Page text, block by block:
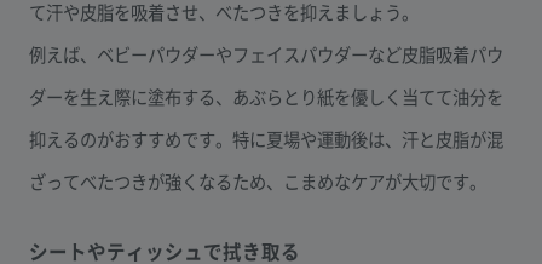
て汗や皮脂を吸着させ、べたつきを抑えましょう。
例えば、ベビーパウダーやフェイスパウダーなど皮脂吸着パウ
ダーを生え際に塗布する、あぶらとり紙を優しく当てて油分を
抑えるのがおすすめです。特に夏場や運動後は、汗と皮脂が混
ざってべたつきが強くなるため、こまめなケアが大切です。
シートやティッシュで拭き取る